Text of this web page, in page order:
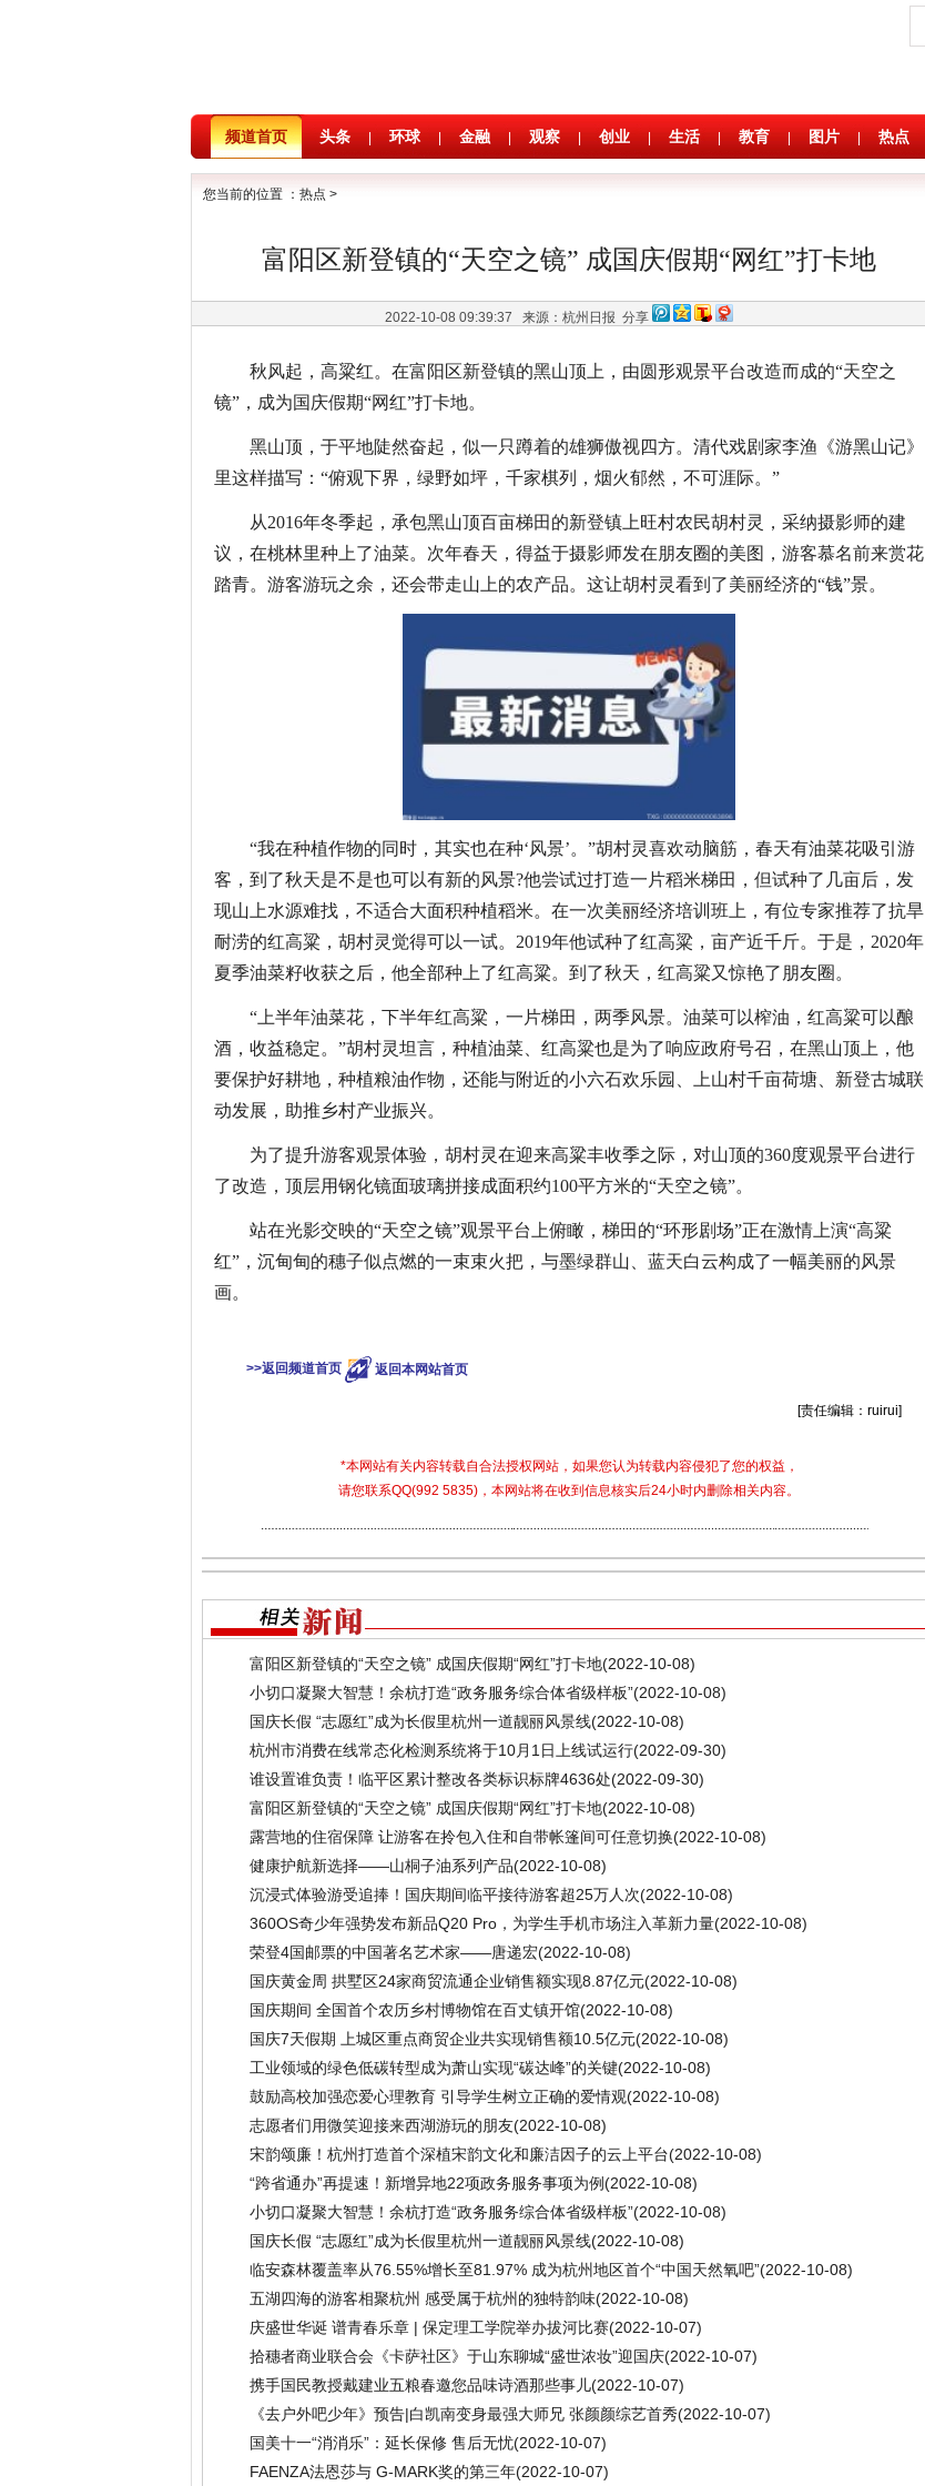
频道首页 头条 环球 金融 观察 创业 生活 教育 图片 热点
您当前的位置 ： 热点 >
富阳区新登镇的“天空之镜” 成国庆假期“网红”打卡地
2022-10-08 09:39:37 来源：杭州日报 分享
秋风起，高粱红。在富阳区新登镇的黑山顶上，由圆形观景平台改造而成的“天空之
镜”，成为国庆假期“网红”打卡地。
黑山顶，于平地陡然奋起，似一只蹲着的雄狮傲视四方。清代戏剧家李渔《游黑山记》
里这样描写：“俯观下界，绿野如坪，千家棋列，烟火郁然，不可涯际。”
从2016年冬季起，承包黑山顶百亩梯田的新登镇上旺村农民胡村灵，采纳摄影师的建
议，在桃林里种上了油菜。次年春天，得益于摄影师发在朋友圈的美图，游客慕名前来赏花
踏青。游客游玩之余，还会带走山上的农产品。这让胡村灵看到了美丽经济的“钱”景。
“我在种植作物的同时，其实也在种‘风景’。”胡村灵喜欢动脑筋，春天有油菜花吸引游
客，到了秋天是不是也可以有新的风景?他尝试过打造一片稻米梯田，但试种了几亩后，发
现山上水源难找，不适合大面积种植稻米。在一次美丽经济培训班上，有位专家推荐了抗旱
耐涝的红高粱，胡村灵觉得可以一试。2019年他试种了红高粱，亩产近千斤。于是，2020年
夏季油菜籽收获之后，他全部种上了红高粱。到了秋天，红高粱又惊艳了朋友圈。
“上半年油菜花，下半年红高粱，一片梯田，两季风景。油菜可以榨油，红高粱可以酿
酒，收益稳定。”胡村灵坦言，种植油菜、红高粱也是为了响应政府号召，在黑山顶上，他
要保护好耕地，种植粮油作物，还能与附近的小六石欢乐园、上山村千亩荷塘、新登古城联
动发展，助推乡村产业振兴。
为了提升游客观景体验，胡村灵在迎来高粱丰收季之际，对山顶的360度观景平台进行
了改造，顶层用钢化镜面玻璃拼接成面积约100平方米的“天空之镜”。
站在光影交映的“天空之镜”观景平台上俯瞰，梯田的“环形剧场”正在激情上演“高粱
红”，沉甸甸的穗子似点燃的一束束火把，与墨绿群山、蓝天白云构成了一幅美丽的风景
画。
>>返回频道首页 返回本网站首页
[责任编辑：ruirui]
*本网站有关内容转载自合法授权网站，如果您认为转载内容侵犯了您的权益，
请您联系QQ(992 5835)，本网站将在收到信息核实后24小时内删除相关内容。
富阳区新登镇的“天空之镜” 成国庆假期“网红”打卡地(2022-10-08)
小切口凝聚大智慧！余杭打造“政务服务综合体省级样板”(2022-10-08)
国庆长假 “志愿红”成为长假里杭州一道靓丽风景线(2022-10-08)
杭州市消费在线常态化检测系统将于10月1日上线试运行(2022-09-30)
谁设置谁负责！临平区累计整改各类标识标牌4636处(2022-09-30)
富阳区新登镇的“天空之镜” 成国庆假期“网红”打卡地(2022-10-08)
露营地的住宿保障 让游客在拎包入住和自带帐篷间可任意切换(2022-10-08)
健康护航新选择——山桐子油系列产品(2022-10-08)
沉浸式体验游受追捧！国庆期间临平接待游客超25万人次(2022-10-08)
360OS奇少年强势发布新品Q20 Pro，为学生手机市场注入革新力量(2022-10-08)
荣登4国邮票的中国著名艺术家——唐递宏(2022-10-08)
国庆黄金周 拱墅区24家商贸流通企业销售额实现8.87亿元(2022-10-08)
国庆期间 全国首个农历乡村博物馆在百丈镇开馆(2022-10-08)
国庆7天假期 上城区重点商贸企业共实现销售额10.5亿元(2022-10-08)
工业领域的绿色低碳转型成为萧山实现“碳达峰”的关键(2022-10-08)
鼓励高校加强恋爱心理教育 引导学生树立正确的爱情观(2022-10-08)
志愿者们用微笑迎接来西湖游玩的朋友(2022-10-08)
宋韵颂廉！杭州打造首个深植宋韵文化和廉洁因子的云上平台(2022-10-08)
“跨省通办”再提速！新增异地22项政务服务事项为例(2022-10-08)
小切口凝聚大智慧！余杭打造“政务服务综合体省级样板”(2022-10-08)
国庆长假 “志愿红”成为长假里杭州一道靓丽风景线(2022-10-08)
临安森林覆盖率从76.55%增长至81.97% 成为杭州地区首个“中国天然氧吧”(2022-10-08)
五湖四海的游客相聚杭州 感受属于杭州的独特韵味(2022-10-08)
庆盛世华诞 谱青春乐章 | 保定理工学院举办拔河比赛(2022-10-07)
拾穗者商业联合会《卡萨社区》于山东聊城“盛世浓妆”迎国庆(2022-10-07)
携手国民教授戴建业五粮春邀您品味诗酒那些事儿(2022-10-07)
《去户外吧少年》预告|白凯南变身最强大师兄 张颜颜综艺首秀(2022-10-07)
国美十一“消消乐”：延长保修 售后无忧(2022-10-07)
FAENZA法恩莎与 G-MARK奖的第三年(2022-10-07)